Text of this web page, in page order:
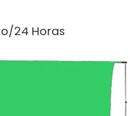
24 Horas